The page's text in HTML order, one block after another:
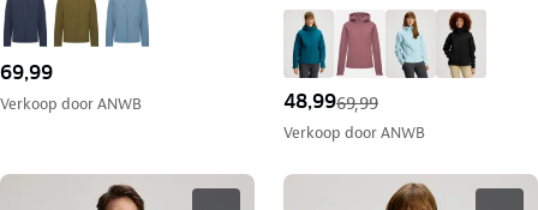
69,99
Verkoop doorANWB 48,9969,99
Verkoop doorANWB